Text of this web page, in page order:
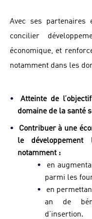
Avec ses partenaires
concilier
économique, et
notamment dans les
Atteinte de
domaine de la santé
Contribuer à une
le
notamment :
en
parmi les
en
an de
d’insertion.